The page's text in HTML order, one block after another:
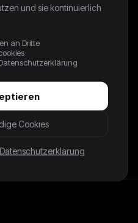
NIKE
56CM NOTES: RARE,
that all items are vintage
Bigger flaws will be
und sie kontinuierlich
an Dritte
Cookies
Datenschutzerklärung